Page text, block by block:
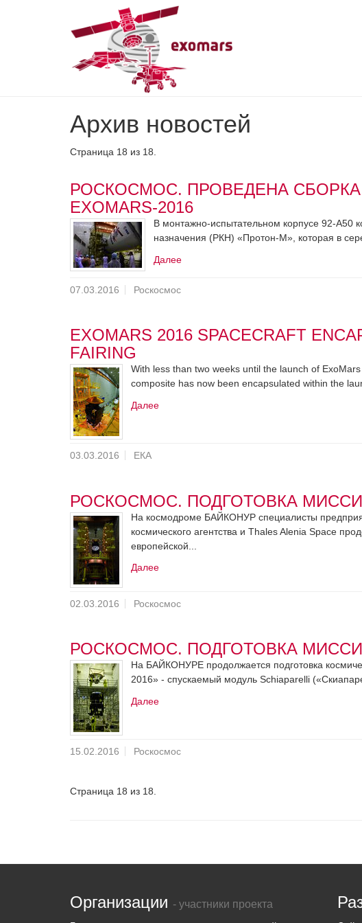
Архив новостей
Страница 18 из 18.
РОСКОСМОС. ПРОВЕДЕНА
EXOMARS-2016
В монтажно-испытательном корпусе 92-А50
назначения (РКН) «Протон-М», которая в
Далее
07.03.2016 Роскосмос
EXOMARS 2016 SPACECRAFT
FAIRING
With less than two weeks until the launch of
composite has now been encapsulated within the
Далее
03.03.2016 ЕКА
РОСКОСМОС. ПОДГОТОВКА
На космодроме БАЙКОНУР специалисты
космического агентства и Thales Alenia Space
европейской...
Далее
02.03.2016 Роскосмос
РОСКОСМОС. ПОДГОТОВКА МИССИИ
На БАЙКОНУРЕ продолжается подготовка
2016» - спускаемый модуль Schiaparelli
Далее
15.02.2016 Роскосмос
Страница 18 из 18.
Организации - участники проекта